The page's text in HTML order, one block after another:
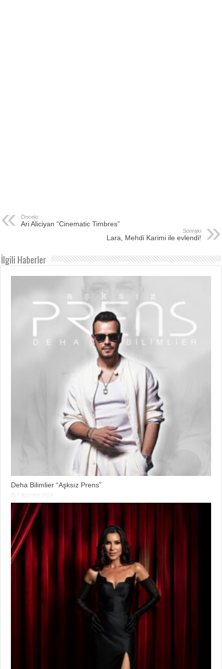
Önceki
Ari Aliciyan “Cinematic Timbres”
Sonraki
Lara, Mehdi Karimi ile evlendi!
İlgili Haberler
Deha Bilimlier “Aşksız Prens”